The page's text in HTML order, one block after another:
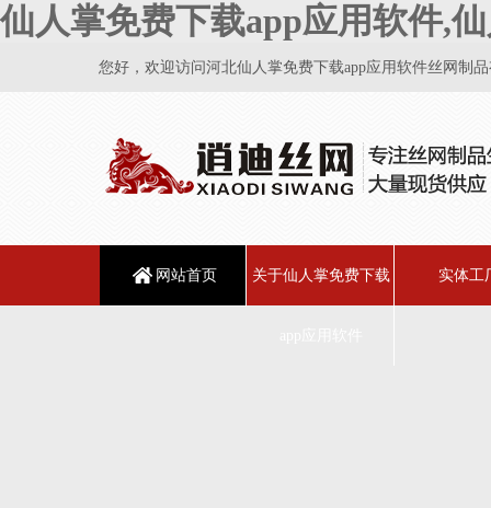
仙人掌免费下载app应用软件,
您好，欢迎访问河北仙人掌免费下载app应用软件丝网制品有
网站首页 关于仙人掌免费下载 实体工